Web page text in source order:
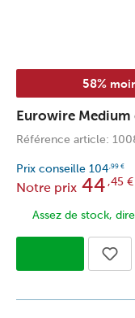
58%
Eurowire Medium
Référence article:
Prix conseille 104,99 €
Notre prix 44,45€
Assez de stock,